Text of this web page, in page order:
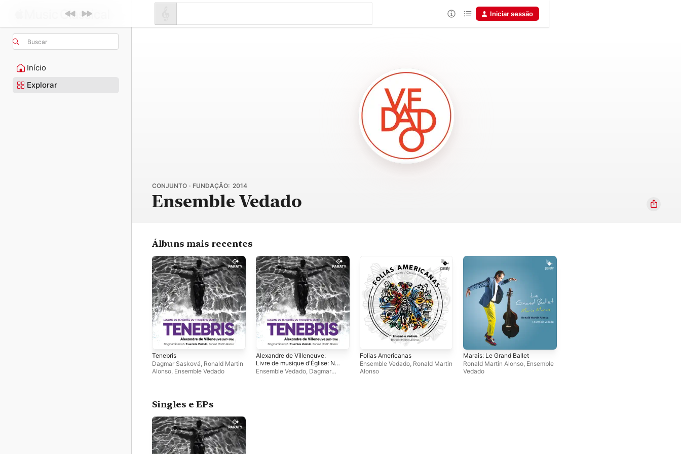
Buscar
Início
Explorar
Iniciar sessão
CONJUNTO · FUNDAÇÃO: 2014
Ensemble Vedado
Álbuns mais recentes
Tenebris
Dagmar Sasková Ronald Martin
Alonso Ensemble Vedado
Alexandre de Villeneuve:
Livre de musique d'Église: No.
11, Deuxième leçon de
Ensemble Vedado, Dagmar
Folias Americanas
Ensemble Vedado, Ronald Martin
Alonso
Marais: Le Grand Ballet
Ronald Martin Alonso Ensemble
Vedado
Singles e EPs